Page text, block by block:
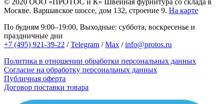
© 2020 ООО «ПРОТОС и К» Швейная фурнитура со склада в
Москве. Варшавское шоссе, дом 132, строение 9. На карте
По будням 9:00–19:00, Выходные: суббота, воскресенье и
праздничные дни
+7 (495) 921-39-22 /Telegram /Max /info@protos.ru
Политика в отношении обработки персональных данных
Согласие на обработку персональных данных
Публичная оферта
Договор поставки товара